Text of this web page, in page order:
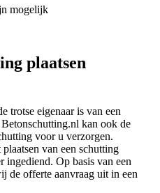
mogelijk
plaatsen
trotse eigenaar is van een
kan ook de
voor u verzorgen.
van een schutting
ingediend. Op basis van een
de offerte aanvraag uit in een